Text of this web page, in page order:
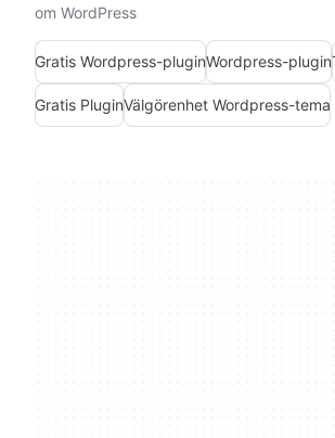
om WordPress
Gratis Wordpress-pluginWordpress-plugin
Gratis PluginVälgörenhet Wordpress-tema